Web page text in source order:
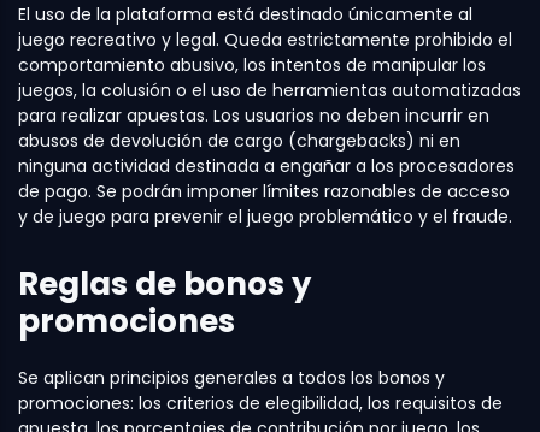
El uso de la plataforma está destinado únicamente al
juego recreativo y legal. Queda estrictamente prohibido el
comportamiento abusivo, los intentos de manipular los
juegos, la colusión o el uso de herramientas automatizadas
para realizar apuestas. Los usuarios no deben incurrir en
abusos de devolución de cargo (chargebacks) ni en
ninguna actividad destinada a engañar a los procesadores
de pago. Se podrán imponer límites razonables de acceso
y de juego para prevenir el juego problemático y el fraude.
Reglas de bonos y
promociones
Se aplican principios generales a todos los bonos y
promociones: los criterios de elegibilidad, los requisitos de